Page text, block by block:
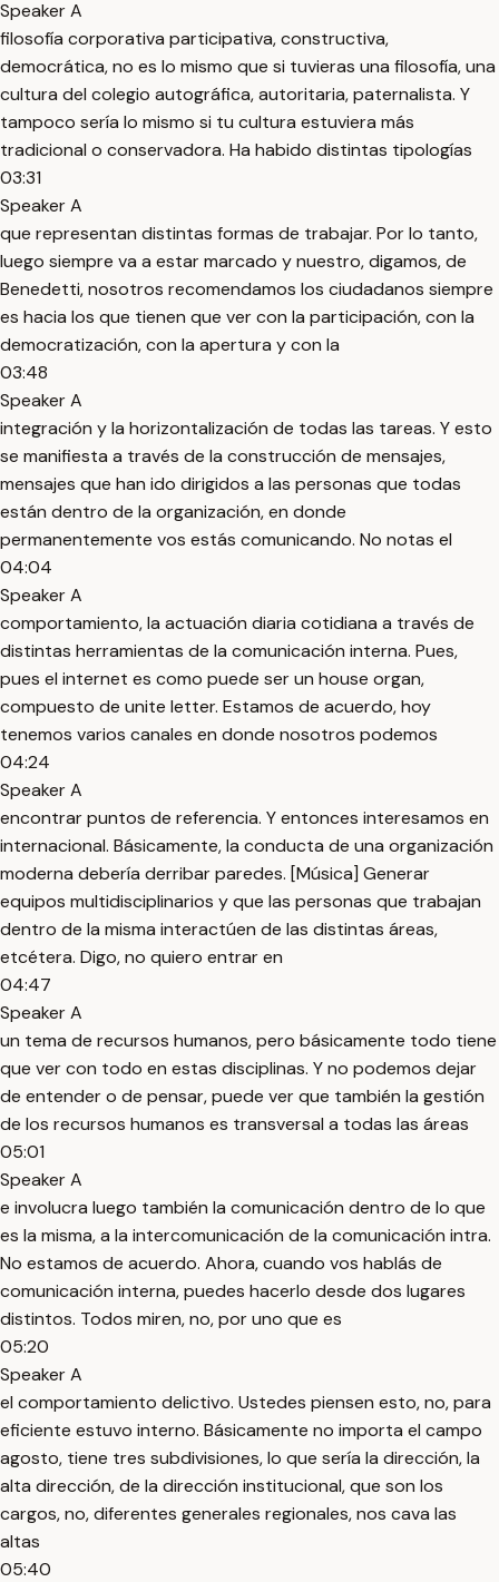
Speaker A
filosofía corporativa participativa, constructiva,
democrática, no es lo mismo que si tuvieras una filosofía, una
cultura del colegio autográfica, autoritaria, paternalista. Y
tampoco sería lo mismo si tu cultura estuviera más
tradicional o conservadora. Ha habido distintas tipologías
03:31
Speaker A
que representan distintas formas de trabajar. Por lo tanto,
luego siempre va a estar marcado y nuestro, digamos, de
Benedetti, nosotros recomendamos los ciudadanos siempre
es hacia los que tienen que ver con la participación, con la
democratización, con la apertura y con la
03:48
Speaker A
integración y la horizontalización de todas las tareas. Y esto
se manifiesta a través de la construcción de mensajes,
mensajes que han ido dirigidos a las personas que todas
están dentro de la organización, en donde
permanentemente vos estás comunicando. No notas el
04:04
Speaker A
comportamiento, la actuación diaria cotidiana a través de
distintas herramientas de la comunicación interna. Pues,
pues el internet es como puede ser un house organ,
compuesto de unite letter. Estamos de acuerdo, hoy
tenemos varios canales en donde nosotros podemos
04:24
Speaker A
encontrar puntos de referencia. Y entonces interesamos en
internacional. Básicamente, la conducta de una organización
moderna debería derribar paredes. [Música] Generar
equipos multidisciplinarios y que las personas que trabajan
dentro de la misma interactúen de las distintas áreas,
etcétera. Digo, no quiero entrar en
04:47
Speaker A
un tema de recursos humanos, pero básicamente todo tiene
que ver con todo en estas disciplinas. Y no podemos dejar
de entender o de pensar, puede ver que también la gestión
de los recursos humanos es transversal a todas las áreas
05:01
Speaker A
e involucra luego también la comunicación dentro de lo que
es la misma, a la intercomunicación de la comunicación intra.
No estamos de acuerdo. Ahora, cuando vos hablás de
comunicación interna, puedes hacerlo desde dos lugares
distintos. Todos miren, no, por uno que es
05:20
Speaker A
el comportamiento delictivo. Ustedes piensen esto, no, para
eficiente estuvo interno. Básicamente no importa el campo
agosto, tiene tres subdivisiones, lo que sería la dirección, la
alta dirección, de la dirección institucional, que son los
cargos, no, diferentes generales regionales, nos cava las
altas
05:40